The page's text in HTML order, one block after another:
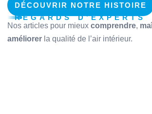
DÉCOUVRIR NOTRE HISTOIRE
REGARDS D’EXPERTS
Nos articles pour mieux comprendre,
améliorer la qualité de l’air intérieur.